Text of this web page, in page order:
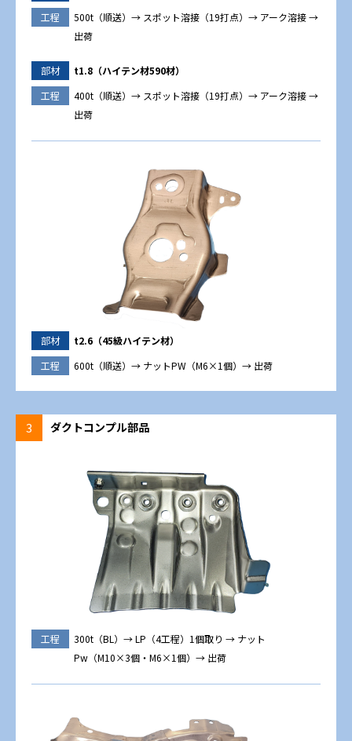
工程
500t（順送）→ スポット溶接（19打点）→ アーク溶接 →
出荷
部材
t1.8（ハイテン材590材）
工程
400t（順送）→ スポット溶接（19打点）→ アーク溶接 →
出荷
部材
t2.6（45級ハイテン材）
工程
600t（順送）→ ナットPW（M6×1個）→ 出荷
3 ダクトコンプル部品
工程
300t（BL）→ LP（4工程）1個取り → ナット
Pw（M10×3個・M6×1個）→ 出荷